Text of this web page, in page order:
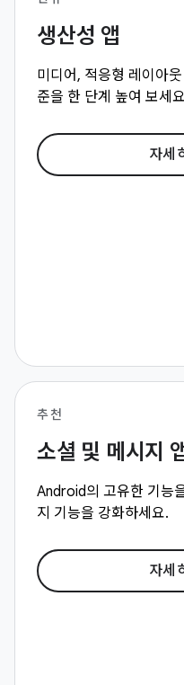
생산성 앱
미디어, 적응형 레이아
준을 한 단계 높여 보세
자세
추천
소셜 및 메시지
Android의 고유한 기능
지 기능을 강화하세요.
자세